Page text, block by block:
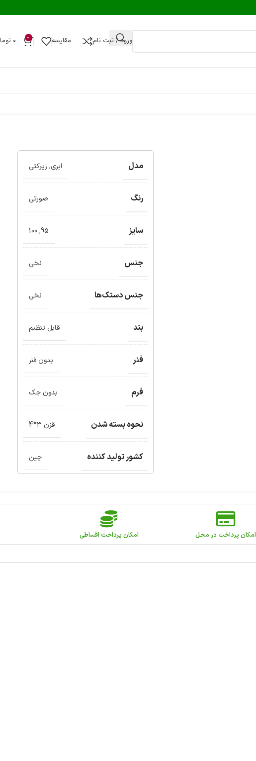
ورود / ثبت نام مقایسه 0 ۰
مدل ابری, زیرکتی
رنگ صورتی
سایز 95
,
100
جنس نخی
جنس دستک‌ها نخی
بند قابل تنظیم
فنر بدون فنر
فرم بدون جک
نحوه بسته شدن قزن 3*4
کشور تولید کننده چین
امکان پرداخت در محل امکان پرداخت اقساطی